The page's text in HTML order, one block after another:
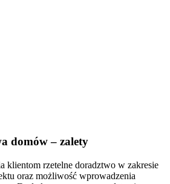
domów – zalety
klientom rzetelne doradztwo w zakresie
oraz możliwość wprowadzenia